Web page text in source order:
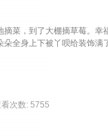
，到了大棚摘草莓。幸
全身上下被丫呗给装饰
次数: 5755